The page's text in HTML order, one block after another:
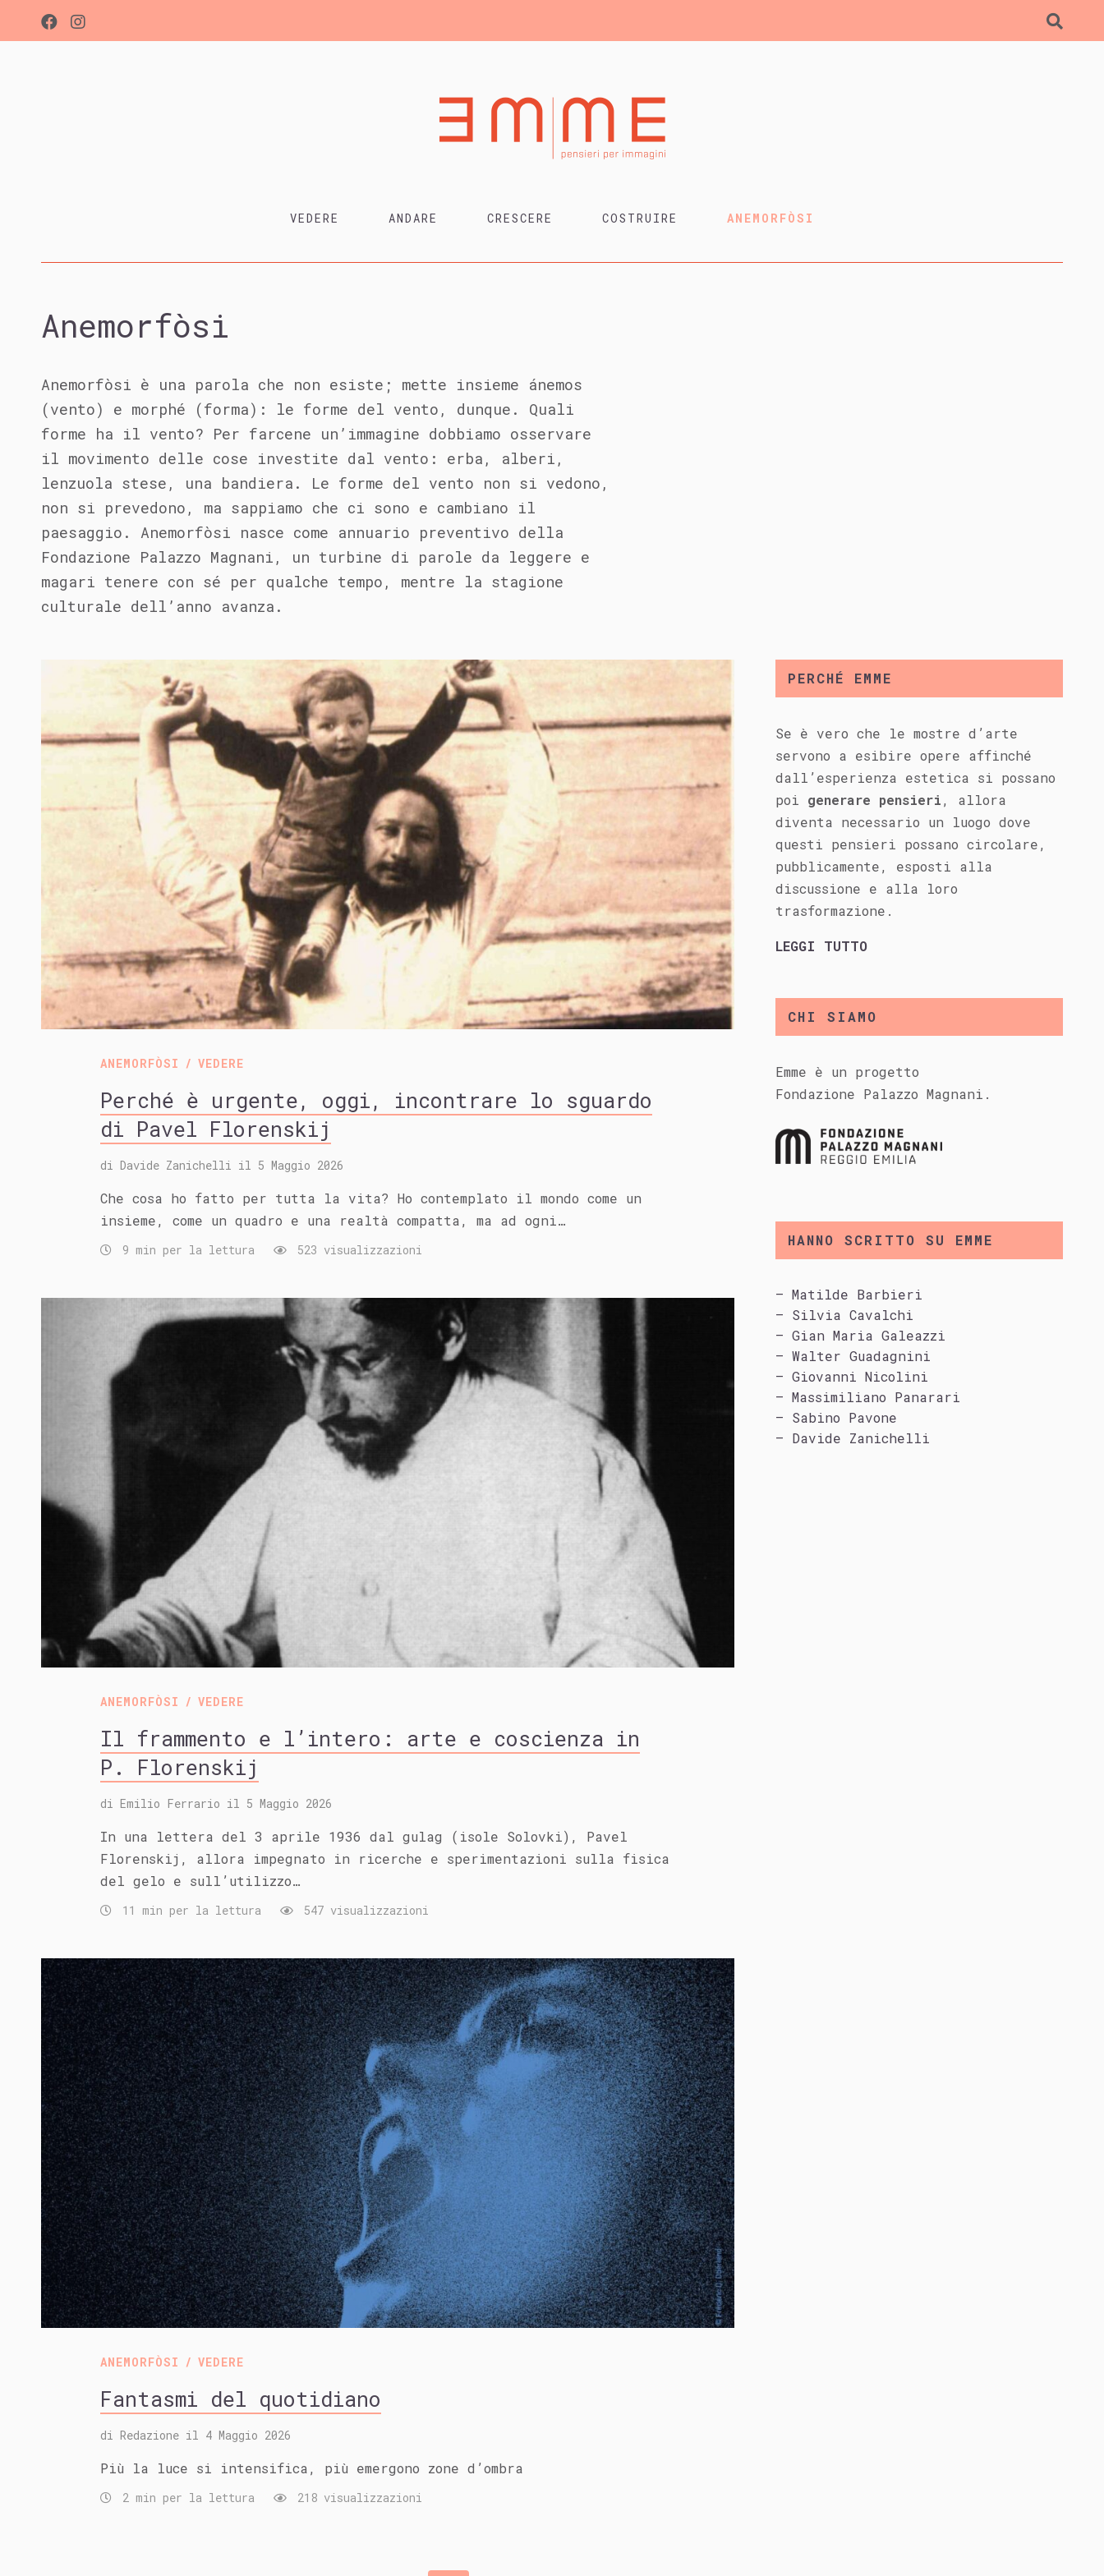
VEDERE ANDARE CRESCERE COSTRUIRE ANEMORFÒSI
Anemorfòsi
Anemorfòsi è una parola che non esiste; mette insieme ánemos
(vento) e morphé (forma): le forme del vento, dunque. Quali
forme ha il vento? Per farcene un’immagine dobbiamo osservare
il movimento delle cose investite dal vento: erba, alberi,
lenzuola stese, una bandiera. Le forme del vento non si vedono,
non si prevedono, ma sappiamo che ci sono e cambiano il
paesaggio. Anemorfòsi nasce come annuario preventivo della
Fondazione Palazzo Magnani, un turbine di parole da leggere e
magari tenere con sé per qualche tempo, mentre la stagione
culturale dell’anno avanza.
ANEMORFÒSI VEDERE
Perché è urgente, oggi, incontrare lo sguardo
di Pavel Florenskij
di Davide Zanichelli il 5 Maggio 2026
Che cosa ho fatto per tutta la vita? Ho contemplato il mondo come un
insieme, come un quadro e una realtà compatta, ma ad ogni…
9 min per la lettura 523 visualizzazioni
ANEMORFÒSI VEDERE
Il frammento e l’intero: arte e coscienza in
P. Florenskij
di Emilio Ferrario il 5 Maggio 2026
In una lettera del 3 aprile 1936 dal gulag (isole Solovki), Pavel
Florenskij, allora impegnato in ricerche e sperimentazioni sulla fisica
del gelo e sull’utilizzo…
11 min per la lettura 547 visualizzazioni
ANEMORFÒSI VEDERE
Fantasmi del quotidiano
di Redazione il 4 Maggio 2026
Più la luce si intensifica, più emergono zone d’ombra
2 min per la lettura 218 visualizzazioni
PERCHÉ EMME
Se è vero che le mostre d’arte
servono a esibire opere affinché
dall’esperienza estetica si possano
poi generare pensieri, allora
diventa necessario un luogo dove
questi pensieri possano circolare,
pubblicamente, esposti alla
discussione e alla loro
trasformazione.
LEGGI TUTTO
CHI SIAMO
Emme è un progetto
Fondazione Palazzo Magnani.
HANNO SCRITTO SU EMME
– Matilde Barbieri
– Silvia Cavalchi
– Gian Maria Galeazzi
– Walter Guadagnini
– Giovanni Nicolini
– Massimiliano Panarari
– Sabino Pavone
– Davide Zanichelli